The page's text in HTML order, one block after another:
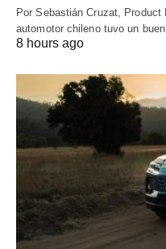
Por Sebastián Cruzat,
automotor chileno tuvo un
8 hours ago